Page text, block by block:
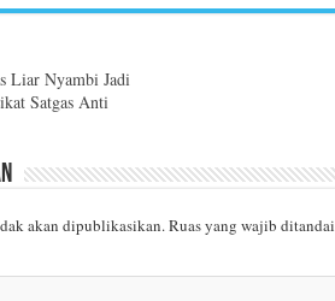
Liar Nyambi Jadi
Satgas Anti
akan dipublikasikan.Ruas yang wajib ditandai